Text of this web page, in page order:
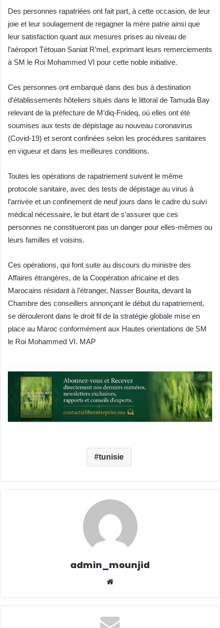
Des personnes rapatriées ont fait part, à cette occasion, de leur
joie et leur soulagement de regagner la mère patrie ainsi que
leur satisfaction quant aux mesures prises au niveau de
l’aéroport Tétouan Saniat R’mel, exprimant leurs remerciements
à SM le Roi Mohammed VI pour cette noble initiative.
Ces personnes ont embarqué dans des bus à destination
d’établissements hôteliers situés dans le littoral de Tamuda Bay
relevant de la préfecture de M’diq-Fnideq, où elles ont été
soumises aux tests de dépistage au nouveau coronavirus
(Covid-19) et seront confinées selon les procédures sanitaires
en vigueur et dans les meilleures conditions.
Toutes les opérations de rapatriement suivent le même
protocole sanitaire, avec des tests de dépistage au virus à
l’arrivée et un confinement de neuf jours dans le cadre du suivi
médical nécessaire, le but étant de s’assurer que ces
personnes ne constitueront pas un danger pour elles-mêmes ou
leurs familles et voisins.
Ces opérations, qui font suite au discours du ministre des
Affaires étrangères, de la Coopération africaine et des
Marocains résidant à l’étranger, Nasser Bourita, devant la
Chambre des conseillers annonçant le début du rapatriement,
se dérouleront dans le droit fil de la stratégie globale mise en
place au Maroc conformément aux Hautes orientations de SM
le Roi Mohammed VI. MAP
tunisie
admin_mounjid